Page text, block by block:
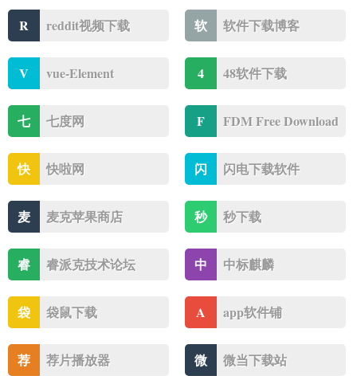
R Reddit视频下载 软 软件下载博客
V Vue-Element 4 48软件下载
七 七度网 F FDM Free Download
快 快啦网 闪 闪电下载软件
麦 麦克苹果商店 秒 秒下载
睿 睿派克技术论坛 中 中标麒麟
袋 袋鼠下载 A App软件铺
荐 荐片播放器 微 微当下载站